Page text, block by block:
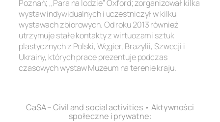
Poznań; ,,Para na lodzie’’ Oxford; zorganizował kilka
wystaw indywidualnych i uczestniczył w kilku
wystawach zbiorowych. Od roku 2013 również
utrzymuje stałe kontakty z wirtuozami sztuk
plastycznych z Polski, Węgier, Brazylii, Szwecji i
Ukrainy, których prace prezentuje podczas
czasowych wystaw Muzeum na terenie kraju.
CaSA – Civil and social activities • Aktywności
społeczne i prywatne: